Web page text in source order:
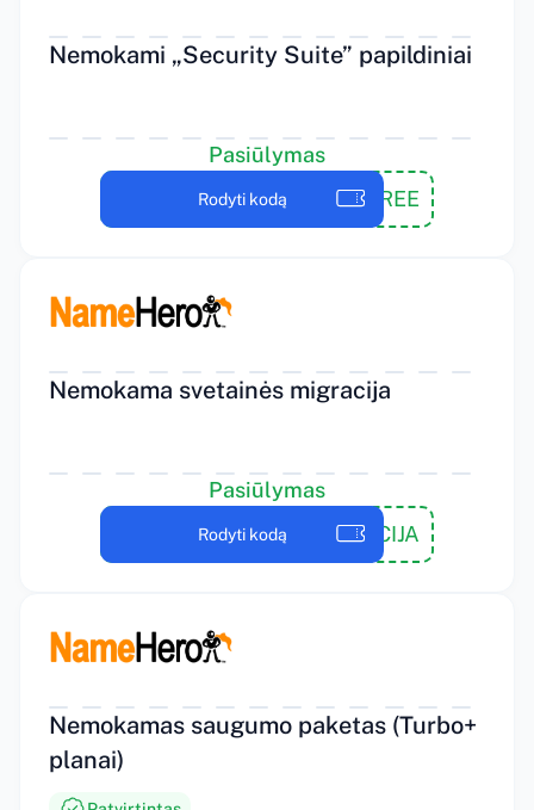
Nemokami „Security Suite” papildiniai
Pasiūlymas
SECUREFREE
Rodyti kodą
Nemokama svetainės migracija
Pasiūlymas
FREEMIGRACIJA
Rodyti kodą
Nemokamas saugumo paketas (Turbo+
planai)